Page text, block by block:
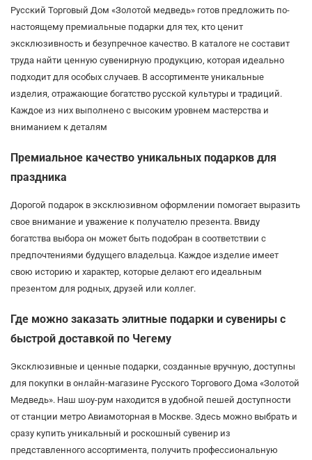
Русский Торговый Дом «Золотой медведь» готов предложить по-
настоящему премиальные подарки для тех, кто ценит
эксклюзивность и безупречное качество. В каталоге не составит
труда найти ценную сувенирную продукцию, которая идеально
подходит для особых случаев. В ассортименте уникальные
изделия, отражающие богатство русской культуры и традиций.
Каждое из них выполнено с высоким уровнем мастерства и
вниманием к деталям
Премиальное качество уникальных подарков для
праздника
Дорогой подарок в эксклюзивном оформлении помогает выразить
свое внимание и уважение к получателю презента. Ввиду
богатства выбора он может быть подобран в соответствии с
предпочтениями будущего владельца. Каждое изделие имеет
свою историю и характер, которые делают его идеальным
презентом для родных, друзей или коллег.
Где можно заказать элитные подарки и сувениры с
быстрой доставкой по Чегему
Эксклюзивные и ценные подарки, созданные вручную, доступны
для покупки в онлайн-магазине Русского Торгового Дома «Золотой
Медведь». Наш шоу-рум находится в удобной пешей доступности
от станции метро Авиамоторная в Москве. Здесь можно выбрать и
сразу купить уникальный и роскошный сувенир из
представленного ассортимента, получить профессиональную